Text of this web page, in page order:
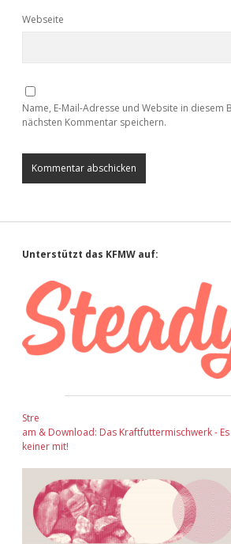
Webseite
Name, E-Mail-Adresse und Website in diesem
nächsten Kommentar speichern.
Sidebar
Unterstützt das KFMW auf:
Stre
am & Download: Das Kraftfuttermischwerk -
keiner mit!